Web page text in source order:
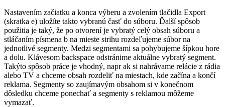
Nastavením začiatku a konca výberu a zvolením tlačidla Export
(skratka e) uložíte takto vybranú časť do súboru. Ďalší spôsob
použitia je taký, že po otvorení je vybratý celý obsah súboru a
stláčaním písmena b na mieste strihu rozdeľujeme súbor na
jednotlivé segmenty. Medzi segmentami sa pohybujeme šípkou hore
a dolu. Klávesom backspace odstránime aktuálne vybratý segment.
Takýto spôsob práce je vhodný, napr ak si nahrávame relácie z rádia
alebo TV a chceme obsah rozdeliť na miestach, kde začína a končí
reklama. Segmenty so zaujímavým obsahom si v konečnom
dôsledku chceme ponechať a segmenty s reklamou môžeme
vymazať.